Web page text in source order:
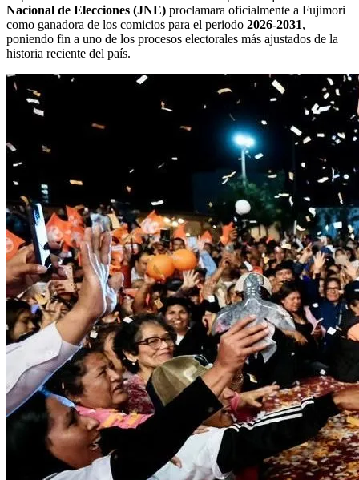
Nacional de Elecciones (JNE) proclamara oficialmente a Fujimori
como ganadora de los comicios para el periodo 2026-2031,
poniendo fin a uno de los procesos electorales más ajustados de la
historia reciente del país.